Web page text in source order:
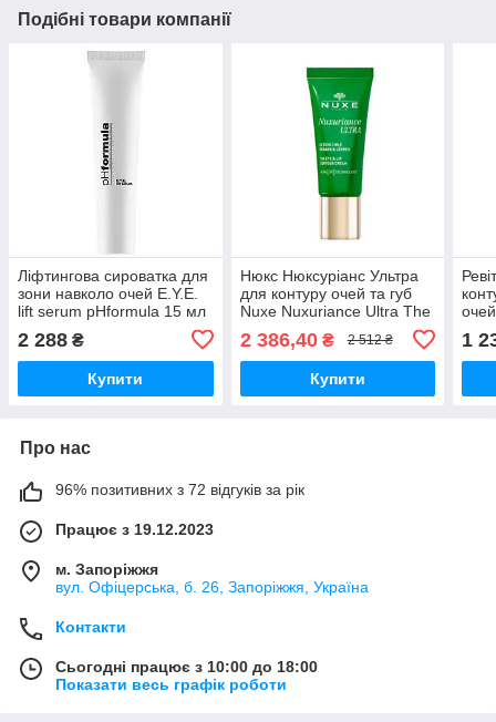
Подібні товари компанії
Ліфтингова сироватка для
зони навколо очей E.Y.E.
lift serum pHformula 15 мл
2 288 ₴
Купити
Нюкс Нюксуріанс Ультра
для контуру очей та губ
Nuxe Nuxuriance Ultra The
Eye & Lip Contour Cream
15мл
2 386,40₴ 2 512 ₴
Купити
15
1
Про нас
96% позитивних з 72 відгуків за рік
Працює з 19.12.2023
м. Запоріжжя
вул. Офіцерська, б. 26, Запоріжжя, Україна
Контакти
Сьогодні працює з 10:00 до 18:00
Показати весь графік роботи